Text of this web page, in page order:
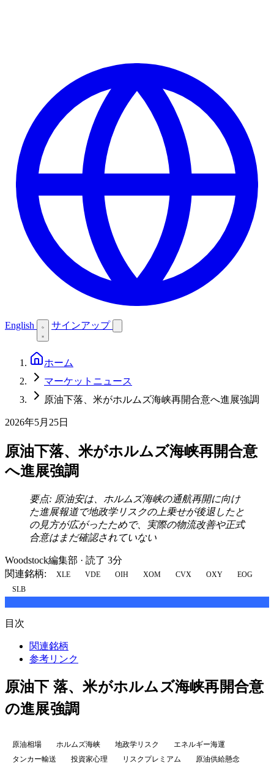
English サインアップ
ホーム
マーケットニュース
原油下落、米がホルムズ海峡再開合意へ進展強調
2026年5月25日
原油下落、米がホルムズ海峡再開合意
へ進展強調
要点: 原油安は、ホルムズ海峡の通航再開に向け
た進展報道で地政学リスクの上乗せが後退したと
の見方が広がったためで、実際の物流改善や正式
合意はまだ確認されていない
Woodstock編集部 · 読了 3分
関連銘柄:
XLE VDE OIH XOM CVX OXY
EOG
SLB
目次
関連銘柄
参考リンク
原油下 落、米がホルムズ海峡再開合意
の進展強調
原油相場 ホルムズ海峡 地政学リスク
エネルギー海運
タンカー輸送
投資家心理 リスクプレミアム 原油供給懸念